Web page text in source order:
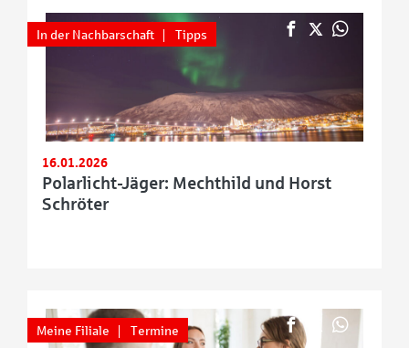
In der Nachbarschaft Tipps
16.01.2026
Polarlicht-Jäger: Mechthild und Horst
Schröter
Meine Filiale Termine